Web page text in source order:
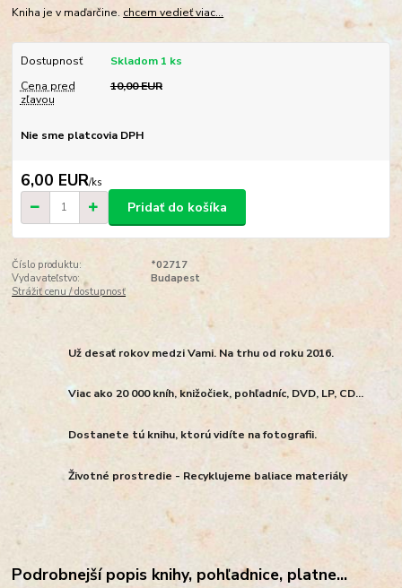
Kniha je v maďarčine. chcem vedieť viac...
Dostupnosť
Skladom 1 ks
Cena pred
zľavou
10,00 EUR
Nie sme platcovia DPH
6,00 EUR/ks
Pridať do košíka
Číslo produktu:
*02717
Vydavateľstvo:
Budapest
Strážiť cenu / dostupnosť
Už desať rokov medzi Vami. Na trhu od roku 2016.
Viac ako 20 000 kníh, knižočiek, pohľadníc, DVD, LP, CD...
Dostanete tú knihu, ktorú vidíte na fotografii.
Životné prostredie - Recyklujeme baliace materiály
Podrobnejší popis knihy, pohľadnice, platne...